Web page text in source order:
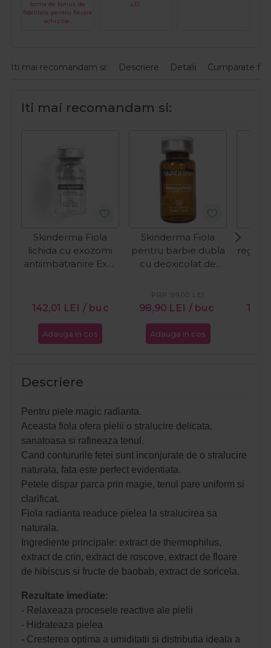
forma de bonus de
fidelitate pentru fiecare
achizitie.
LEI
Iti mai recomandam si: Descriere Detalii Cumparate
Iti mai recomandam si:
Skinderma Fiola
lichida cu exozomi
antiimbatranire Exo-
142,01 LEI / buc
Adauga in cos
Skinderma Fiola
pentru barbie dubla
cu deoxicolat de
Deoxycholic 10ml
98,90 LEI / buc
PRP:99,00 LEI
Adauga in cos
Descriere
Pentru piele magic radianta.
Aceasta fiola ofera pielii o stralucire delicata,
sanatoasa si rafineaza tenul.
Cand contururile fetei sunt inconjurate de o stralucire
naturala, fata este perfect evidentiata.
Petele dispar parca prin magie, tenul pare uniform si
clarificat.
Fiola radianta readuce pielea la stralucirea sa
naturala.
Ingrediente principale: extract de thermophilus,
extract de crin, extract de roscove, extract de floare
de hibiscus si fructe de baobab, extract de soricela.
Rezultate imediate:
- Relaxeaza procesele reactive ale pielii
- Hidrateaza pielea
- Cresterea optima a umiditatii si distributia ideala a